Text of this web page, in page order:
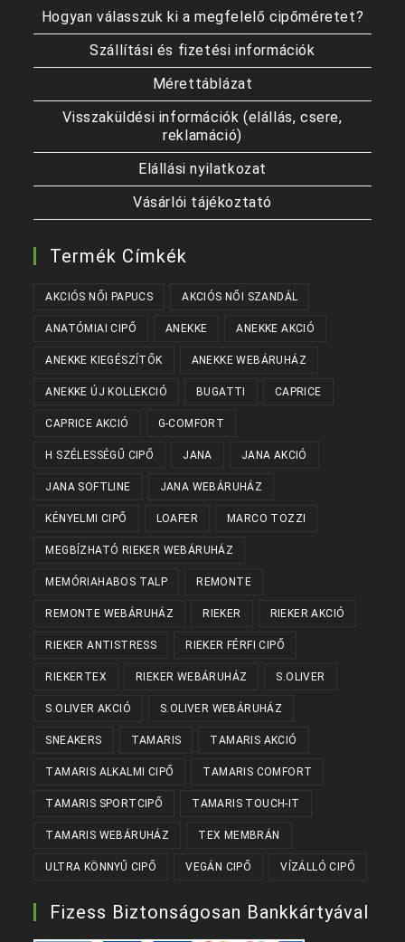
Hogyan válasszuk ki a megfelelő cipőméretet?
Szállítási és fizetési információk
Mérettáblázat
Visszaküldési információk (elállás, csere,
reklamáció)
Elállási nyilatkozat
Vásárlói tájékoztató
Termék Címkék
AKCIÓS NŐI PAPUCS AKCIÓS NŐI SZANDÁL
ANATÓMIAI CIPŐ ANEKKE ANEKKE AKCIÓ
ANEKKE KIEGÉSZÍTŐK ANEKKE WEBÁRUHÁZ
ANEKKE ÚJ KOLLEKCIÓ BUGATTI CAPRICE
CAPRICE AKCIÓ G-COMFORT
H SZÉLESSÉGŰ CIPŐ JANA JANA AKCIÓ
JANA SOFTLINE JANA WEBÁRUHÁZ
KÉNYELMI CIPŐ LOAFER MARCO TOZZI
MEGBÍZHATÓ RIEKER WEBÁRUHÁZ
MEMÓRIAHABOS TALP REMONTE
REMONTE WEBÁRUHÁZ RIEKER RIEKER AKCIÓ
RIEKER ANTISTRESS RIEKER FÉRFI CIPŐ
RIEKERTEX RIEKER WEBÁRUHÁZ S.OLIVER
S.OLIVER AKCIÓ S.OLIVER WEBÁRUHÁZ
SNEAKERS TAMARIS TAMARIS AKCIÓ
TAMARIS ALKALMI CIPŐ TAMARIS COMFORT
TAMARIS SPORTCIPŐ TAMARIS TOUCH-IT
TAMARIS WEBÁRUHÁZ TEX MEMBRÁN
ULTRA KÖNNYŰ CIPŐ VEGÁN CIPŐ VÍZÁLLÓ CIPŐ
Fizess Biztonságosan Bankkártyával